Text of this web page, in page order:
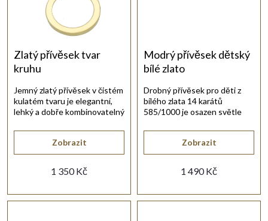
Zlatý přívěsek tvar
kruhu
1 350 Kč
Zobrazit
Jemný zlatý přívěsek v čistém
kulatém tvaru je elegantní,
lehký a dobře kombinovatelný
Modrý přívěsek dětský
bílé zlato
1 490 Kč
Zobrazit
Drobný přívěsek pro děti z
bílého zlata 14 karátů
585/1000 je osazen světle
akvamarínem.